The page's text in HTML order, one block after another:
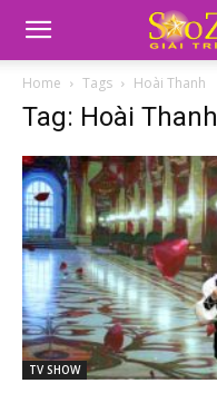
Home Tags Hoài Thanh
Tag: Hoài Thanh
TV SHOW